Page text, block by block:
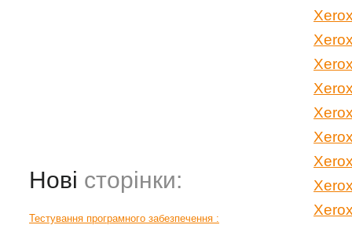
Нові сторінки:
Тестування програмного забезпечення :